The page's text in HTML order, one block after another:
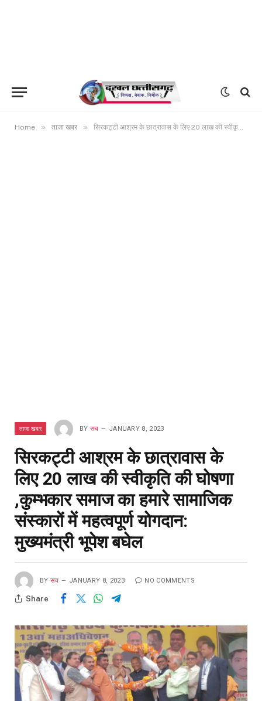
Home » ताजा खबर » सिरकट्टी आश्रम के छात्रावास के लिए 20 लाख की स्वीकृति की घोषणा ,कुम्भकार समाज का हमारे सामाजिक संस्कारों में महत्वपूर्ण योगदान: मुख्यमंत्री भूपेश बघेल
ताजा खबर BY सच JANUARY 8, 2023
सिरकट्टी आश्रम के छात्रावास के
लिए 20 लाख की स्वीकृति की घोषणा
,कुम्भकार समाज का हमारे सामाजिक
संस्कारों में महत्वपूर्ण योगदान:
मुख्यमंत्री भूपेश बघेल
BY सच JANUARY 8, 2023 NO COMMENTS
Share